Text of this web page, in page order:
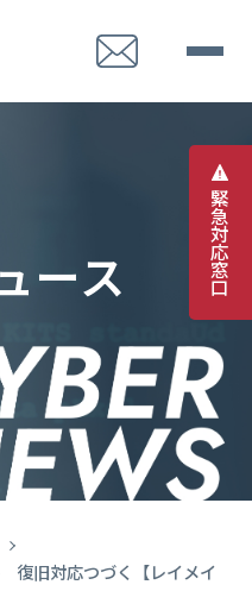
緊
急
対
応
窓
口
ース
復旧対応つづく【レイメイ